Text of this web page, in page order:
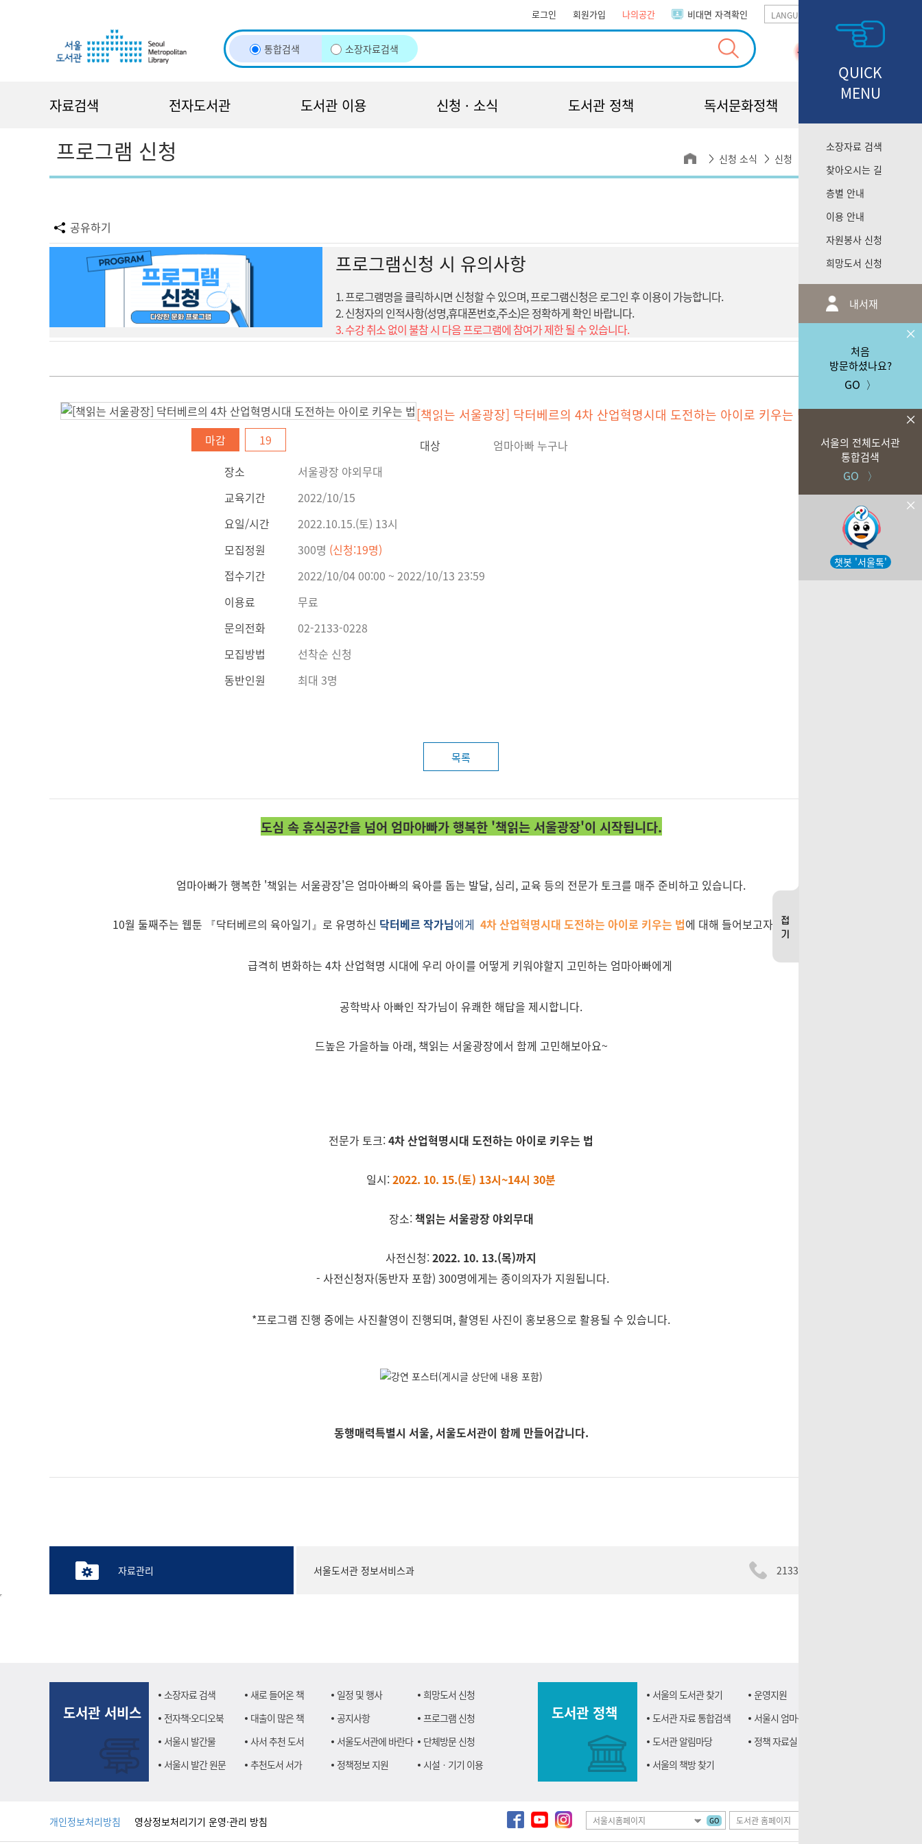
로그인 회원가입 나의공간 비대면 자격확인
통합검색 소장자료검색
자료검색 전자도서관 도서관 이용 신청 · 소식 도서관 정책 독서문화정책
프로그램 신청 신청 소식 신청
공유하기
프로그램신청 시 유의사항
1. 프로그램명을 클릭하시면 신청할 수 있으며, 프로그램신청은 로그인 후 이용이 가능합니다.
2. 신청자의 인적사항(성명,휴대폰번호,주소)은 정확하게 확인 바랍니다.
3. 수강 취소 없이 불참 시 다음 프로그램에 참여가 제한 될 수 있습니다.
마감 19
[책읽는 서울광장] 닥터베르의 4차 산업혁명시대 도전하는 아이로 키우는 법
대상
엄마아빠 누구나
장소
서울광장 야외무대
교육기간
2022/10/15
요일/시간
2022.10.15.(토) 13시
모집정원
300명 (신청:19명)
접수기간
2022/10/04 00:00 ~ 2022/10/13 23:59
이용료
무료
문의전화
02-2133-0228
모집방법
선착순 신청
동반인원
최대 3명
목록
도심 속 휴식공간을 넘어 엄마아빠가 행복한 '책읽는 서울광장'이 시작됩니다.
엄마아빠가 행복한 '책읽는 서울광장'은 엄마아빠의 육아를 돕는 발달, 심리, 교육 등의 전문가 토크를 매주 준비하고 있습니다.
10월 둘째주는 웹툰 『닥터베르의 육아일기』로 유명하신 닥터베르 작가님에게 4차 산업혁명시대 도전하는 아이로 키우는 법에 대해 들어보고자 합니다.
급격히 변화하는 4차 산업혁명 시대에 우리 아이를 어떻게 키워야할지 고민하는 엄마아빠에게
공학박사 아빠인 작가님이 유쾌한 해답을 제시합니다.
드높은 가을하늘 아래, 책읽는 서울광장에서 함께 고민해보아요~
전문가 토크:4차 산업혁명시대 도전하는 아이로 키우는 법
일시:2022. 10. 15.(토) 13시~14시 30분
장소: 책읽는 서울광장 야외무대
사전신청:2022. 10. 13.(목)까지
- 사전신청자(동반자 포함) 300명에게는 종이의자가 지원됩니다.
*프로그램 진행 중에는 사진촬영이 진행되며, 촬영된 사진이 홍보용으로 활용될 수 있습니다.
동행매력특별시 서울, 서울도서관이 함께 만들어갑니다.
자료관리 서울도서관 정보서비스과 2133-0238
QUICK
MENU
소장자료 검색
찾아오시는 길
층별 안내
이용 안내
자원봉사 신청
희망도서 신청
내서재
처음
방문하셨나요?
GO 〉
서울의 전체도서관
통합검색
GO 〉
챗봇 '서울톡'
도서관 서비스
소장자료 검색 새로 들어온 책 일정 및 행사
희망도서 신청
전자책·오디오북
대출이 많은 책 공지사항
프로그램 신청
서울시 발간물
사서 추천 도서 서울도서관에 바란다
단체방문 신청
서울시 발간 원문
추천도서 서가 정책정보 지원 시설ㆍ기기 이용
도서관 정책
서울의 도서관 찾기
운영지원
도서관 자료 통합검색
서울시 엄마북돋움
도서관 알림마당
정책 자료실
서울의 책방 찾기
개인정보처리방침 영상정보처리기기 운영·관리 방침 GO